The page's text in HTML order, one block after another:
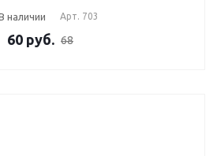
наличии Арт. 703
60 руб. 68